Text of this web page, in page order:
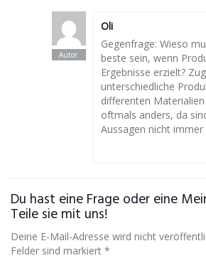
Oli
Gegenfrage: Wieso
beste sein, wenn
Ergebnisse erzielt?
unterschiedliche
differenten
oftmals anders, da
Aussagen nicht
Du hast eine Frage oder eine
Teile sie mit uns!
Deine E-Mail-Adresse wird nicht
Felder sind markiert *